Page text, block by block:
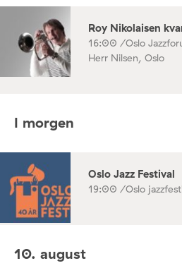
Roy Nikolaisen
16:00 /Oslo
Herr Nilsen, Oslo
I morgen
Oslo Jazz Festival
19:00 /Oslo
10. august